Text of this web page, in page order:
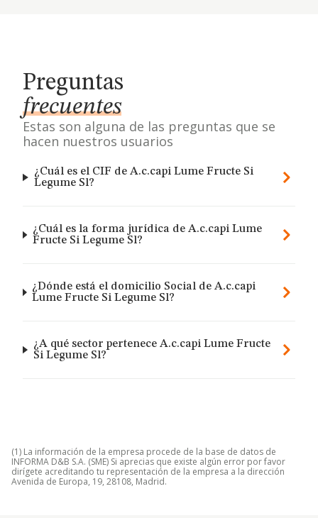
Preguntas
frecuentes
Estas son alguna de las preguntas que se
hacen nuestros usuarios
¿Cuál es el CIF de A.c.capi Lume Fructe Si
Legume Sl?
¿Cuál es la forma jurídica de A.c.capi Lume
Fructe Si Legume Sl?
¿Dónde está el domicilio Social de A.c.capi
Lume Fructe Si Legume Sl?
¿A qué sector pertenece A.c.capi Lume Fructe
Si Legume Sl?
(1) La información de la empresa procede de la base de datos de
INFORMA D&B S.A. (SME) Si aprecias que existe algún error por favor
dirígete acreditando tu representación de la empresa a la dirección
Avenida de Europa, 19, 28108, Madrid.